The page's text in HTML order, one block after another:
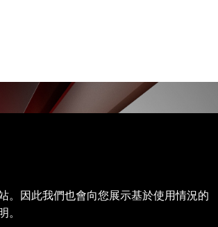
。因此我們也會向您展⽰基於使⽤情況的
。